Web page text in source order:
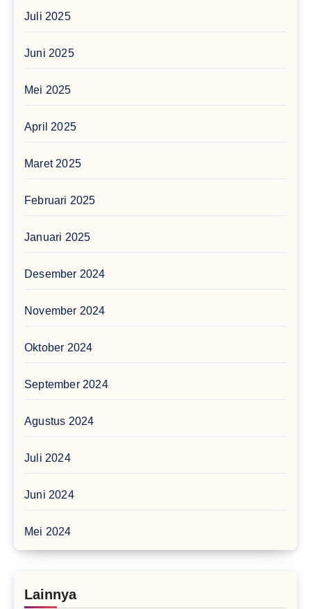
Juli 2025
Juni 2025
Mei 2025
April 2025
Maret 2025
Februari 2025
Januari 2025
Desember 2024
November 2024
Oktober 2024
September 2024
Agustus 2024
Juli 2024
Juni 2024
Mei 2024
Lainnya